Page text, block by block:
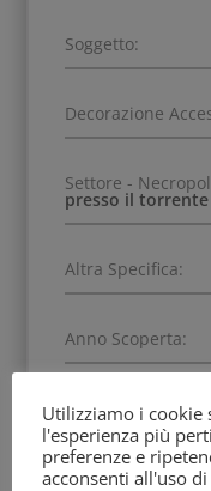
Soggetto:
Decorazione
Settore -
presso il
Altra Specifica:
Anno Scoperta:
BEAZLEY Archive:
Rif. Archivio:
Utilizziamo i
l'esperienza più
preferenze e
acconsenti all'uso di